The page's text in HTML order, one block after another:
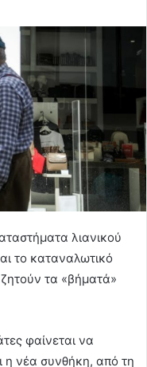
λιανικού
το καταναλωτικό
τα «βήματά»
φαίνεται να
η νέα συνθήκη, από τη